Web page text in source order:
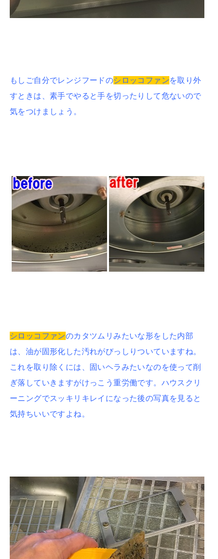
もしご自分でレンジフードのシロッコファンを取り外
すときは、素手でやると手を切ったりして危ないので
気をつけましょう。
シロッコファンのカタツムリみたいな形をした内部
は、油が固形化した汚れがびっしりついていますね。
これを取り除くには、固いヘラみたいなのを使って削
ぎ落していきますがけっこう重労働です。ハウスクリ
ーニングでスッキリキレイになった後の写真を見ると
気持ちいいですよね。